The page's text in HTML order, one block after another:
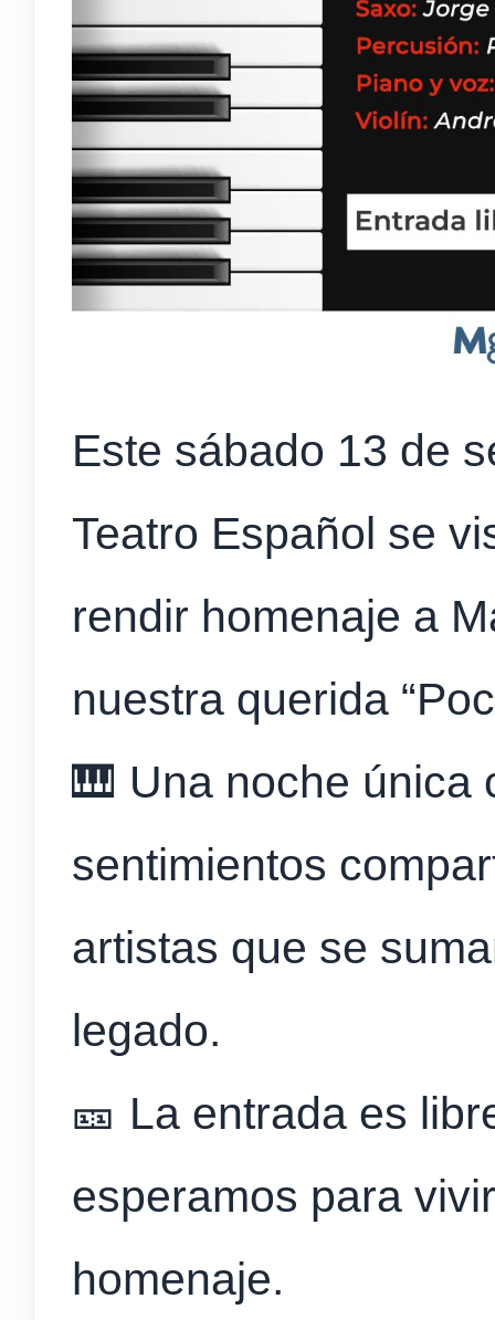
Este sábado 13 de
Teatro Español se
rendir homenaje a
nuestra querida
🎹 Una noche única
sentimientos
artistas que se
legado.
🎫 La entrada es
esperamos para
homenaje.